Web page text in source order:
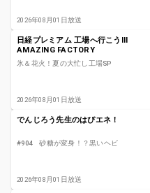
2026年08月01日放送
日経プレミアム 工場へ行こうIII
AMAZING FACTORY
氷＆花火！夏の大忙し工場SP
2026年08月01日放送
でんじろう先生のはぴエネ！
#904 砂糖が変身！？黒いヘビ
2026年08月01日放送